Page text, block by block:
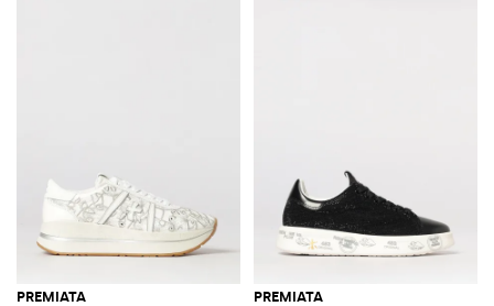
PREMIATA PREMIATA